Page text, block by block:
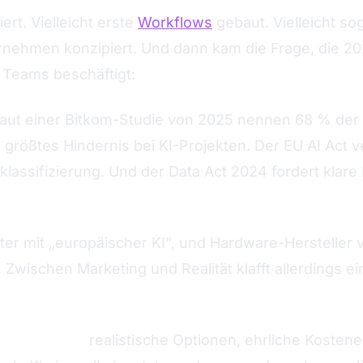
Vielleicht erste Workflows gebaut. Vielleicht
konzipiert. Und dann kam die Frage, die
beschäftigt:
einer Bitkom-Studie von 2025 nennen 68 %
Hindernis bei KI-Projekten. Der EU AI Act
Und der Data Act 2024 fordert
mit „europäischer KI", und Hardware-Hersteller
Marketing und Realität klafft allerdings
realistische Optionen, ehrliche